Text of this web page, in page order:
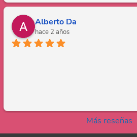
Alberto Da
hace 2 años
Más reseñas